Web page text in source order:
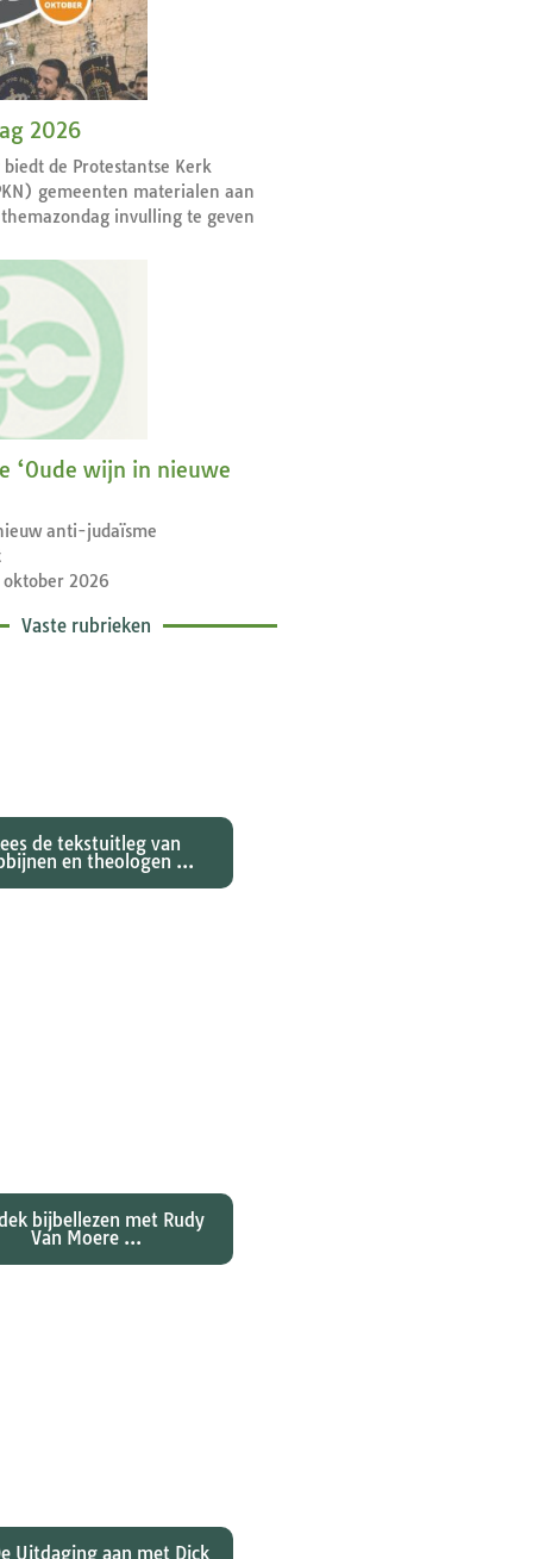
2026
de Protestantse Kerk
gemeenten materialen aan
invulling te geven
‘Oude wijn in nieuwe
anti-judaïsme
oktober 2026
Vaste rubrieken
de tekstuitleg van
en theologen ...
bijbellezen met Rudy
Van Moere ...
Uitdaging aan met Dick